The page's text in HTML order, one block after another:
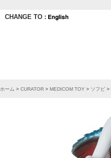
CHANGE TO :
ホーム > CURATOR > MEDICOM TOY > ソフビ >